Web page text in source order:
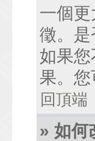
一個
徵。
如果
果。
回頂端
» 如何